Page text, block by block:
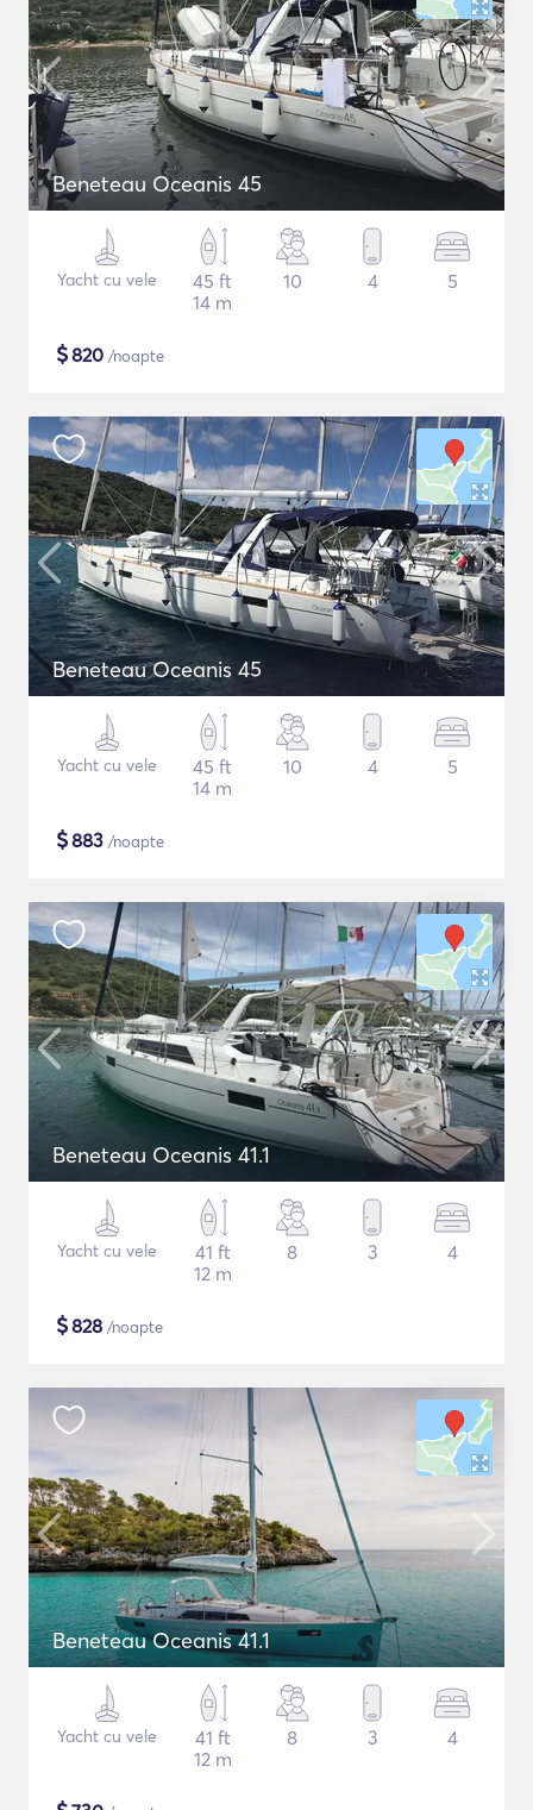
Beneteau Oceanis 45
Yacht cu vele
45 ft
14 m
10 4 5
$820 /noapte
Beneteau Oceanis 45
Yacht cu vele
45 ft
14 m
10 4 5
$883 /noapte
Beneteau Oceanis 41.1
Yacht cu vele
41 ft
12 m
8 3 4
$828 /noapte
Beneteau Oceanis 41.1
Yacht cu vele
41 ft
12 m
8 3 4